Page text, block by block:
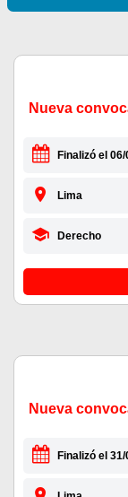
Nueva
Finalizó el
Lima
Derecho
Nueva
Finalizó el